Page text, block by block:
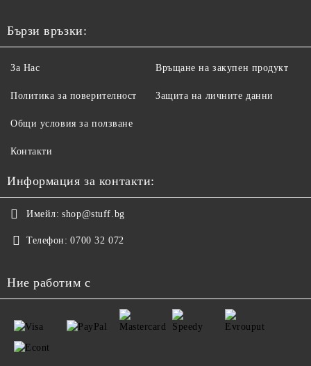
Бързи връзки:
За Нас
Политика за поверителност
Общи условия за ползване
Контакти
Връщане на закупен продукт
Защита на личните данни
Информация за контакти:
Имейл: shop@stuff.bg
Телефон: 0700 32 072
Ние работим с